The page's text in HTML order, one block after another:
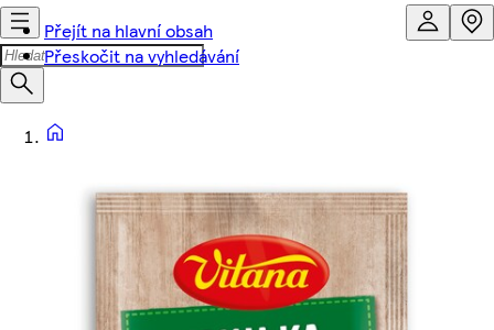
Přejít na hlavní obsah
Přeskočit na vyhledávání